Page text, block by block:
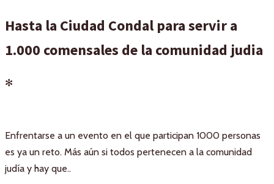
Hasta la Ciudad Condal para servir a
1.000 comensales de la comunidad judia
✻
Enfrentarse a un evento en el que participan 1000 personas
es ya un reto. Más aún si todos pertenecen a la comunidad
judía y hay que..